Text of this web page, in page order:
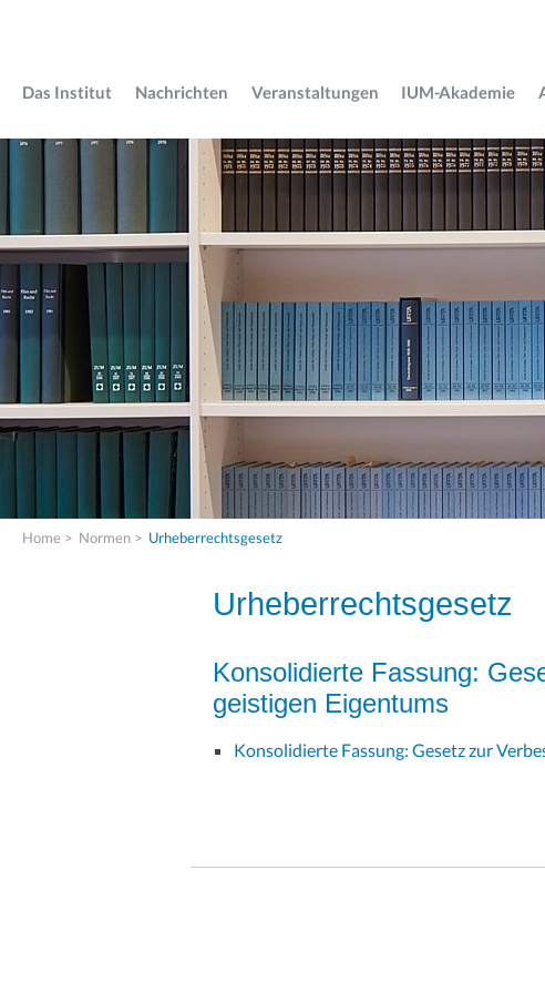
Das Institut Nachrichten Veranstaltungen IUM-Akademie
Home > Normen > Urheberrechtsgesetz
Urheberrechtsgesetz
Konsolidierte Fassung:
geistigen Eigentums
Konsolidierte Fassung: Gesetz zur